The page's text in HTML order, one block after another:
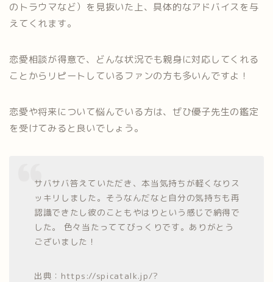
のトラウマなど）を見抜いた上、具体的なアドバイスを与
えてくれます。
恋愛相談が得意で、どんな状況でも親身に対応してくれる
ことからリピートしているファンの方も多いんですよ！
恋愛や将来について悩んでいる方は、ぜひ優子先生の鑑定
を受けてみると良いでしょう。
サバサバ答えていただき、本当気持ちが軽くなりス
ッキリしました。そうなんだなと自分の気持ちも再
認識できたし彼のこともやはりという感じで納得で
した。 色々当たっててびっくりです。ありがとう
ございました！
出典：https://spicatalk.jp/?